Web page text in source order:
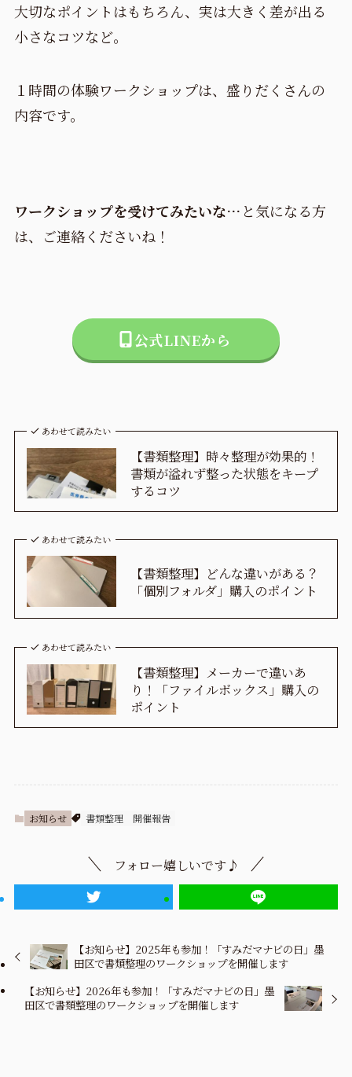
大切なポイントはもちろん、実は大きく差が出る
小さなコツなど。
１時間の体験ワークショップは、盛りだくさんの
内容です。
ワークショップを受けてみたいな… と気になる方
は、ご連絡くださいね！
公式LINEから
あわせて読みたい
【書類整理】時々整理が効果的！
書類が溢れず整った状態をキープ
するコツ
あわせて読みたい
【書類整理】どんな違いがある？
「個別フォルダ」購入のポイント
あわせて読みたい
【書類整理】メーカーで違いあ
り！「ファイルボックス」購入の
ポイント
お知らせ 書類整理 開催報告
フォロー嬉しいです♪
【お知らせ】2025年も参加！「すみだマナビの日」墨
田区で書類整理のワークショップを開催します
【お知らせ】2026年も参加！「すみだマナビの日」墨
田区で書類整理のワークショップを開催します